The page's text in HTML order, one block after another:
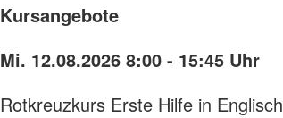
Kursangebote
Mi. 12.08.2026 8:00 - 15:45 Uhr
Rotkreuzkurs Erste Hilfe in Englisch